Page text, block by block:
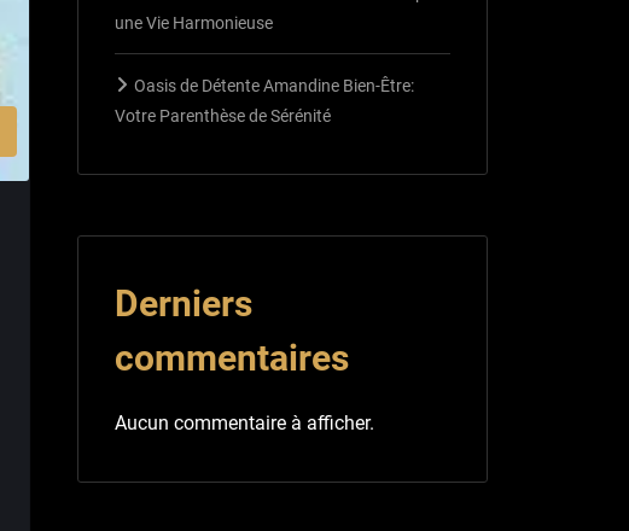
une Vie Harmonieuse
Oasis de Détente Amandine Bien-Être:
Votre Parenthèse de Sérénité
Derniers
commentaires
Aucun commentaire à afficher.